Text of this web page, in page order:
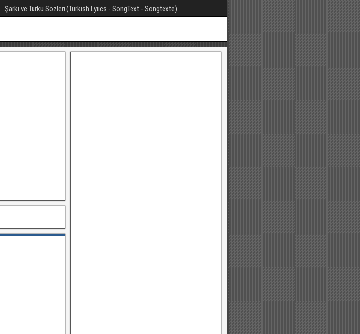
Şarkı ve Türkü Sözleri (Turkish Lyrics - SongText - Songtexte)